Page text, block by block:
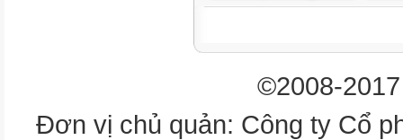
©2008-
Đơn vị chủ quản: Công ty Cổ